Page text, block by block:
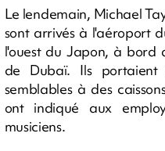
Le lendemain, Michael
sont arrivés à l'aéroport
l'ouest du Japon, à bord
de Dubaï. Ils portaient
semblables à des
ont indiqué aux
musiciens.